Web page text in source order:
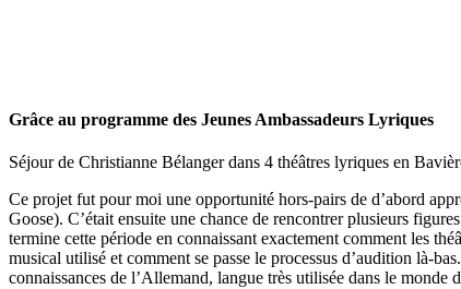
Grâce au programme des Jeunes Ambassadeurs Lyriques
Séjour de Christianne Bélanger dans 4 théâtres lyriques en
Ce projet fut pour moi une opportunité hors-pairs de d’abord
Goose). C’était ensuite une chance de rencontrer plusieurs
termine cette période en connaissant exactement comment les
musical utilisé et comment se passe le processus d’audition là-
connaissances de l’Allemand, langue très utilisée dans le monde